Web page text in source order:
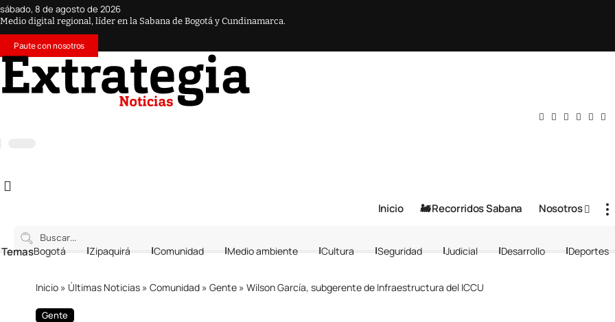
sábado, 8 de agosto de 2026
Medio digital regional, líder en la Sabana de Bogotá y Cundinamarca.
Paute con nosotros
Inicio 🚂 Recorridos Sabana Nosotros
Bogotá Zipaquirá Comunidad Medio ambiente Cultura Seguridad Judicial Desarrollo Deportes
Inicio » Últimas Noticias » Comunidad » Gente » Wilson García, subgerente de Infraestructura del ICCU
Gente